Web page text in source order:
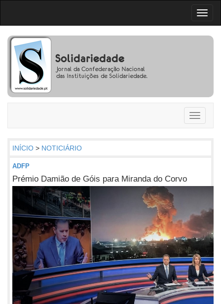
Toggle
INÍCIO > NOTICIÁRIO
ADFP
Prémio Damião de Góis para Miranda do Corvo